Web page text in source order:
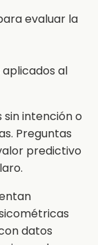
evaluar la
al
intención o
Preguntas
predictivo
datos